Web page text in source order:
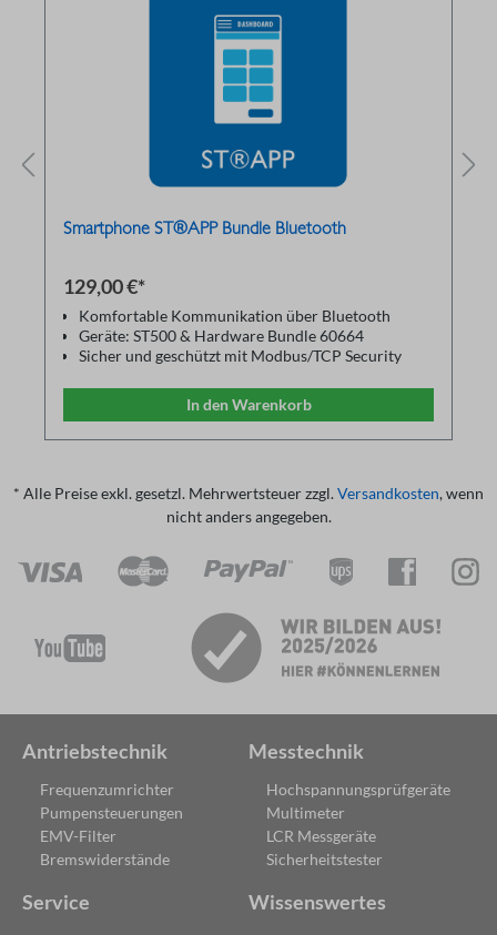
Smartphone ST®APP Bundle Bluetooth
129,00 €*
Komfortable Kommunikation über Bluetooth
Geräte: ST500 & Hardware Bundle 60664
Sicher und geschützt mit Modbus/TCP Security
Live- Grafiken zur Überwachung und
Feinabstimmung
Anhaltende Hand/Aus/Auto-Steuerung
Detaillierte Alarm-/Störungsbeschreibungen und
Gegenmaßnahmen
In den Warenkorb
* Alle Preise exkl. gesetzl. Mehrwertsteuer zzgl. Versandkosten, wenn
nicht anders angegeben.
Antriebstechnik
Frequenzumrichter
Pumpensteuerungen
EMV-Filter
Bremswiderstände
Messtechnik
Hochspannungsprüfgeräte
Multimeter
LCR Messgeräte
Sicherheitstester
Service Wissenswertes